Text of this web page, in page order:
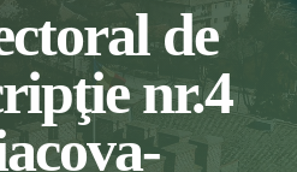
de
nr.4